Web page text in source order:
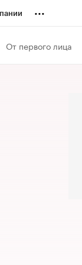
...
От первого лица